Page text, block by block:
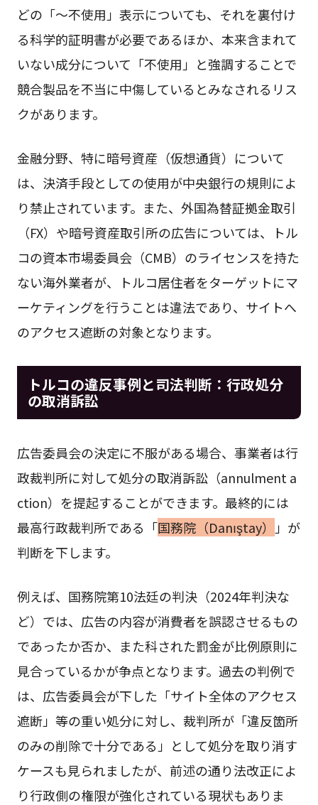
どの「〜不使用」表示についても、それを裏付け
る科学的証明書が必要であるほか、本来含まれて
いない成分について「不使用」と強調することで
競合製品を不当に中傷しているとみなされるリス
クがあります。
金融分野、特に暗号資産（仮想通貨）について
は、決済手段としての使用が中央銀行の規則によ
り禁止されています。また、外国為替証拠金取引
（FX）や暗号資産取引所の広告については、トル
コの資本市場委員会（CMB）のライセンスを持た
ない海外業者が、トルコ居住者をターゲットにマ
ーケティングを行うことは違法であり、サイトへ
のアクセス遮断の対象となります。
トルコの違反事例と司法判断：行政処分
の取消訴訟
広告委員会の決定に不服がある場合、事業者は行
政裁判所に対して処分の取消訴訟（annulment a
ction）を提起することができます。最終的には
最高行政裁判所である「国務院（Danıştay）
」が
判断を下します。
例えば、国務院第10法廷の判決（2024年判決な
ど）では、広告の内容が消費者を誤認させるもの
であったか否か、また科された罰金が比例原則に
見合っているかが争点となります。過去の判例で
は、広告委員会が下した「サイト全体のアクセス
遮断」等の重い処分に対し、裁判所が「違反箇所
のみの削除で十分である」として処分を取り消す
ケースも見られましたが、前述の通り法改正によ
り行政側の権限が強化されている現状もありま